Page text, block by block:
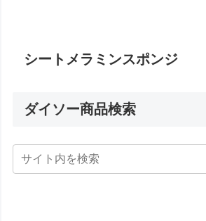
シートメラミンスポンジ
ダイソー商品検索